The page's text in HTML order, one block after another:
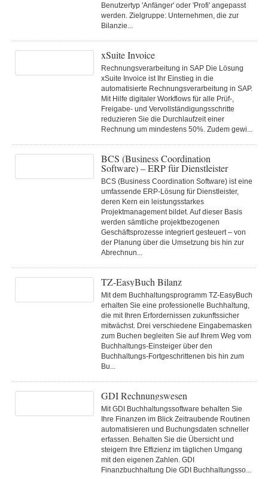
Benutzertyp 'Anfänger' oder 'Profi' angepasst
werden. Zielgruppe: Unternehmen, die zur
Bilanzie...
xSuite Invoice
Rechnungsverarbeitung in SAP Die Lösung
xSuite Invoice ist Ihr Einstieg in die
automatisierte Rechnungsverarbeitung in SAP.
Mit Hilfe digitaler Workflows für alle Prüf-,
Freigabe- und Vervollständigungsschritte
reduzieren Sie die Durchlaufzeit einer
Rechnung um mindestens 50%. Zudem gewi...
BCS (Business Coordination
Software) – ERP für Dienstleister
BCS (Business Coordination Software) ist eine
umfassende ERP-Lösung für Dienstleister,
deren Kern ein leistungsstarkes
Projektmanagement bildet. Auf dieser Basis
werden sämtliche projektbezogenen
Geschäftsprozesse integriert gesteuert – von
der Planung über die Umsetzung bis hin zur
Abrechnun...
TZ-EasyBuch Bilanz
Mit dem Buchhaltungsprogramm TZ-EasyBuch
erhalten Sie eine professionelle Buchhaltung,
die mit Ihren Erfordernissen zukunftssicher
mitwächst. Drei verschiedene Eingabemasken
zum Buchen begleiten Sie auf Ihrem Weg vom
Buchhaltungs-Einsteiger über den
Buchhaltungs-Fortgeschrittenen bis hin zum
Bu...
GDI Rechnungswesen
Mit GDI Buchhaltungssoftware behalten Sie
Ihre Finanzen im Blick Zeitraubende Routinen
automatisieren und Buchungsdaten schneller
erfassen. Behalten Sie die Übersicht und
steigern Ihre Effizienz im täglichen Umgang
mit den eigenen Zahlen. GDI
Finanzbuchhaltung Die GDI Buchhaltungsso...